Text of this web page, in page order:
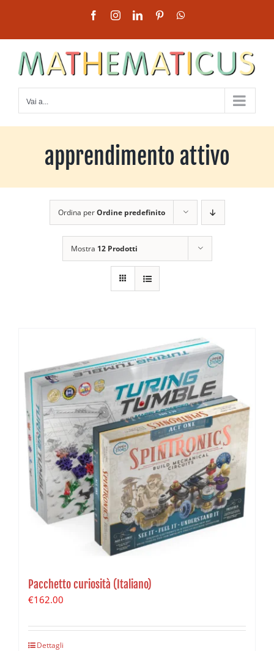
contenuto
FacebookInstagramLinkedInPinterest
Vai a...
apprendimento attivo
Ordina perOrdine predefinito
Mostra 12 Prodotti
Pacchetto curiosità (Italiano)
€162.00
Dettagli